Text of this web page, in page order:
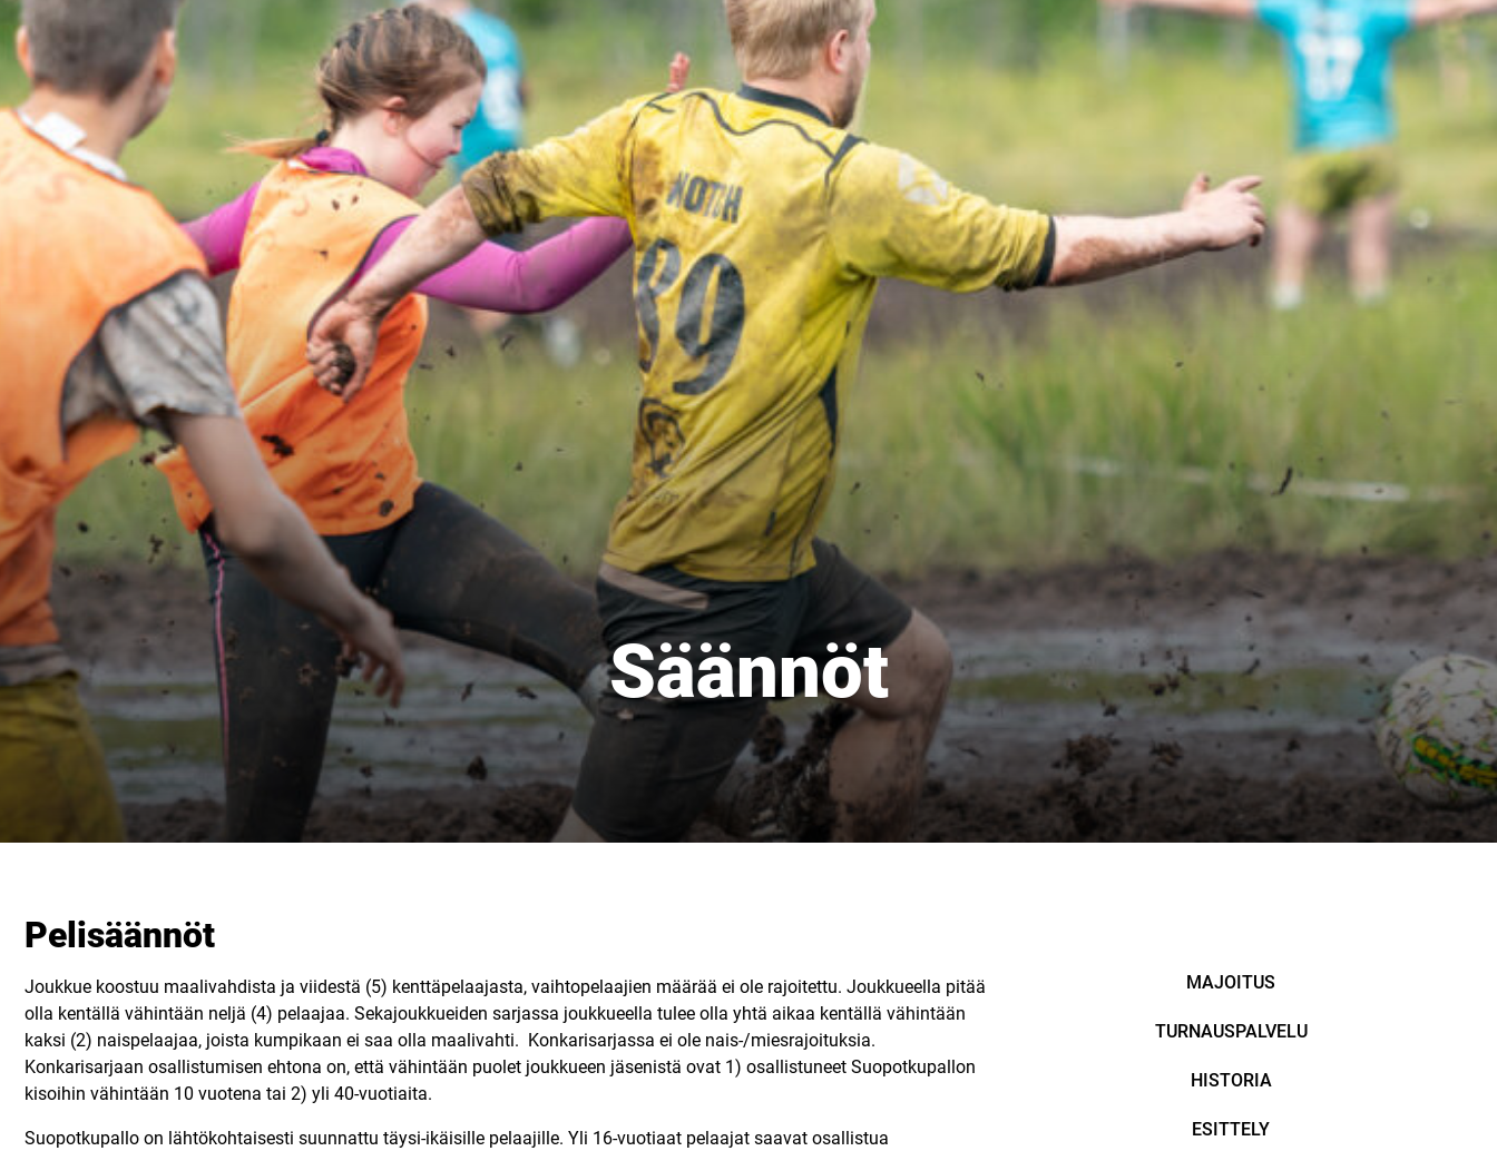
Säännöt
Pelisäännöt
Joukkue koostuu maalivahdista ja viidestä (5) kenttäpelaajasta, vaihtopelaajien määrää ei ole rajoitettu. Joukkueella pitää
olla kentällä vähintään neljä (4) pelaajaa. Sekajoukkueiden sarjassa joukkueella tulee olla yhtä aikaa kentällä vähintään
kaksi (2) naispelaajaa, joista kumpikaan ei saa olla maalivahti. Konkarisarjassa ei ole nais-/miesrajoituksia.
Konkarisarjaan osallistumisen ehtona on, että vähintään puolet joukkueen jäsenistä ovat 1) osallistuneet Suopotkupallon
kisoihin vähintään 10 vuotena tai 2) yli 40-vuotiaita.
Suopotkupallo on lähtökohtaisesti suunnattu täysi-ikäisille pelaajille. Yli 16-vuotiaat pelaajat saavat osallistua
MAJOITUS
TURNAUSPALVELU
HISTORIA
ESITTELY